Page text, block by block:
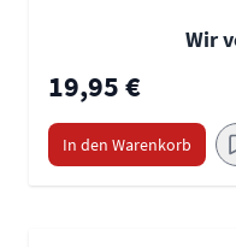
Wir
19,95 €
In den Warenkorb